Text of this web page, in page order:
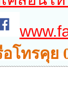
โทรคุย